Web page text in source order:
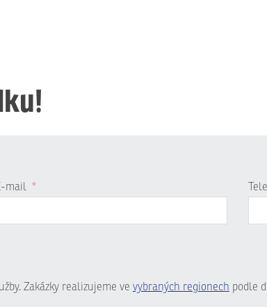
mail *
Zakázky realizujeme ve vybraných regionech podle